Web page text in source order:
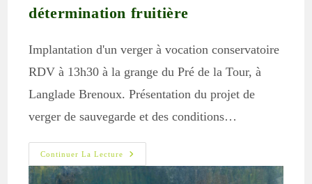
détermination fruitière
Implantation d'un verger à vocation conservatoire
RDV à 13h30 à la grange du Pré de la Tour, à
Langlade Brenoux. Présentation du projet de
verger de sauvegarde et des conditions…
Continuer La Lecture
Brenoux,
Le